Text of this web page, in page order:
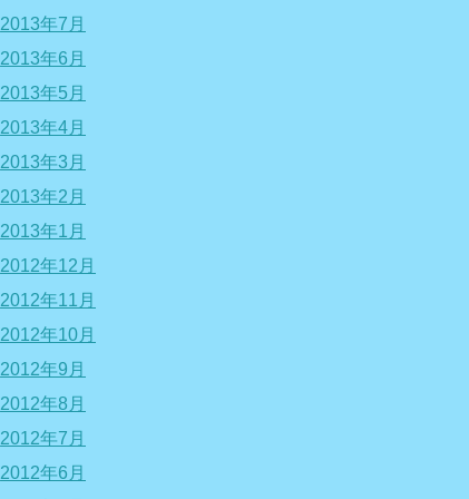
2013年7月
2013年6月
2013年5月
2013年4月
2013年3月
2013年2月
2013年1月
2012年12月
2012年11月
2012年10月
2012年9月
2012年8月
2012年7月
2012年6月